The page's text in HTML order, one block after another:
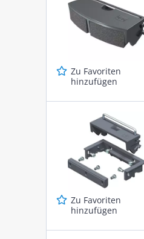
Zu Favoriten
hinzufügen
Zu Favoriten
hinzufügen